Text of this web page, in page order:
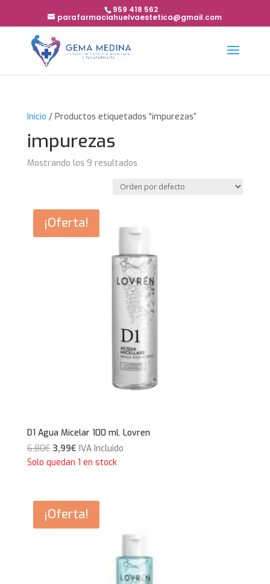
959 418 562
parafarmaciahuelvaestetica@gmail.com
Inicio / Productos etiquetados “impurezas”
impurezas
Mostrando los 9 resultados
¡Oferta!
D1 Agua Micelar 100 ml. Lovren
6,80€ El
precio
6,80€.
3,99€El
precio
3,99€.
IVA Incluido
Solo quedan 1 en stock
¡Oferta!